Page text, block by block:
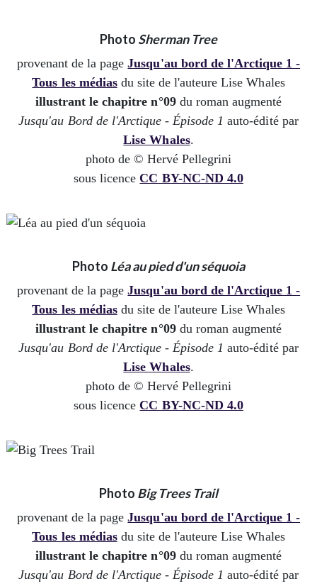
Photo Sherman Tree
provenant de la pageJusqu'au bord de l'Arctique 1 -
Tous les médiasdu site de l'auteure Lise Whales
illustrant le chapitre n°09du roman augmenté
Jusqu'au Bord de l'Arctique - Épisode 1 auto-édité par
Lise Whales.
photo de © Hervé Pellegrini
sous licence CC BY-NC-ND 4.0
Photo Léa au pied d'un séquoia
provenant de la pageJusqu'au bord de l'Arctique 1 -
Tous les médiasdu site de l'auteure Lise Whales
illustrant le chapitre n°09du roman augmenté
Jusqu'au Bord de l'Arctique - Épisode 1 auto-édité par
Lise Whales.
photo de © Hervé Pellegrini
sous licence CC BY-NC-ND 4.0
Photo Big Trees Trail
provenant de la pageJusqu'au bord de l'Arctique 1 -
Tous les médiasdu site de l'auteure Lise Whales
illustrant le chapitre n°09du roman augmenté
Jusqu'au Bord de l'Arctique - Épisode 1 auto-édité par